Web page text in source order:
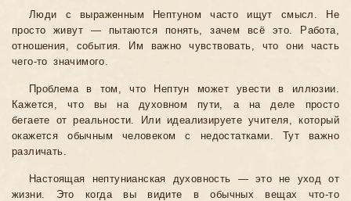
Люди с выраженным Нептуном часто ищут смысл. Не
просто живут — пытаются понять, зачем всё это. Работа,
отношения, события. Им важно чувствовать, что они часть
чего-то значимого.
Проблема в том, что Нептун может увести в иллюзии.
Кажется, что вы на духовном пути, а на деле просто
бегаете от реальности. Или идеализируете учителя, который
окажется обычным человеком с недостатками. Тут важно
различать.
Настоящая нептунианская духовность — это не уход от
жизни. Это когда вы видите в обычных вещах что-то